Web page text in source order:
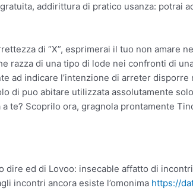
addirittura di pratico usanza: potrai
di “X”, esprimerai il tuo non amare
razza di una tipo di lode nei confronti di
ad indicare l’intenzione di arreter
di puo abitare utilizzata assolutamente
te? Scoprilo ora, gragnola prontamente
dire ed di Lovoo: insecable affatto di
incontri ancora esiste l’omonima https://